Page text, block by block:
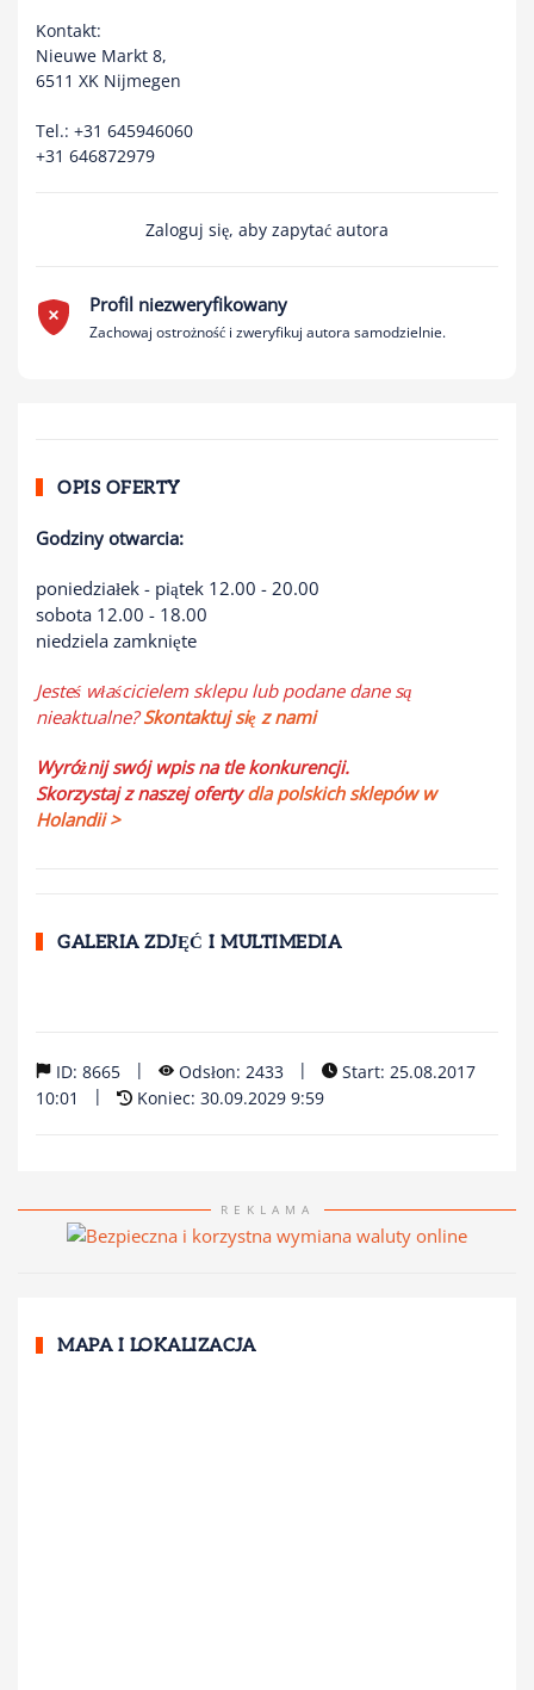
Kontakt:
Nieuwe Markt 8,
6511 XK Nijmegen
Tel.: +31 645946060
+31 646872979
Zaloguj się, aby zapytać autora
Profil niezweryfikowany
Zachowaj ostrożność i zweryfikuj autora samodzielnie.
OPIS OFERTY
Godziny otwarcia:
poniedziałek - piątek 12.00 - 20.00
sobota 12.00 - 18.00
niedziela zamknięte
Jesteś właścicielem sklepu lub podane dane są
nieaktualne? Skontaktuj się z nami
Wyróżnij swój wpis na tle konkurencji.
Skorzystaj z naszej oferty dla polskich sklepów w
Holandii >
GALERIA ZDJĘĆ I MULTIMEDIA
ID: 8665 | Odsłon: 2433 |
Start: 25.08.2017
10:01
| Koniec: 30.09.2029 9:59
REKLAMA
MAPA I LOKALIZACJA